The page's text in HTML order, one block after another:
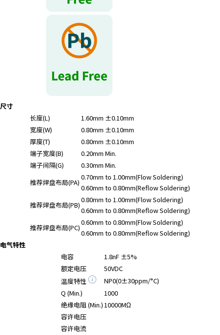
尺寸
长度(L)
1.60mm ±0.10mm
宽度(W)
0.80mm ±0.10mm
厚度(T)
0.80mm ±0.10mm
端子宽度(B)
0.20mm Min.
端子间隔(G)
0.30mm Min.
推荐焊盘布局(PA)
0.70mm to 1.00mm(Flow Soldering)
0.60mm to 0.80mm(Reflow Soldering)
推荐焊盘布局(PB)
0.80mm to 1.00mm(Flow Soldering)
0.60mm to 0.80mm(Reflow Soldering)
推荐焊盘布局(PC)
0.60mm to 0.80mm(Flow Soldering)
0.60mm to 0.80mm(Reflow Soldering)
电气特性
电容
1.8nF ±5%
额定电压
50VDC
温度特性
NP0(0±30ppm/°C)
Q (Min.)
1000
绝缘电阻 (Min.)10000MΩ
容许电压
容许电流